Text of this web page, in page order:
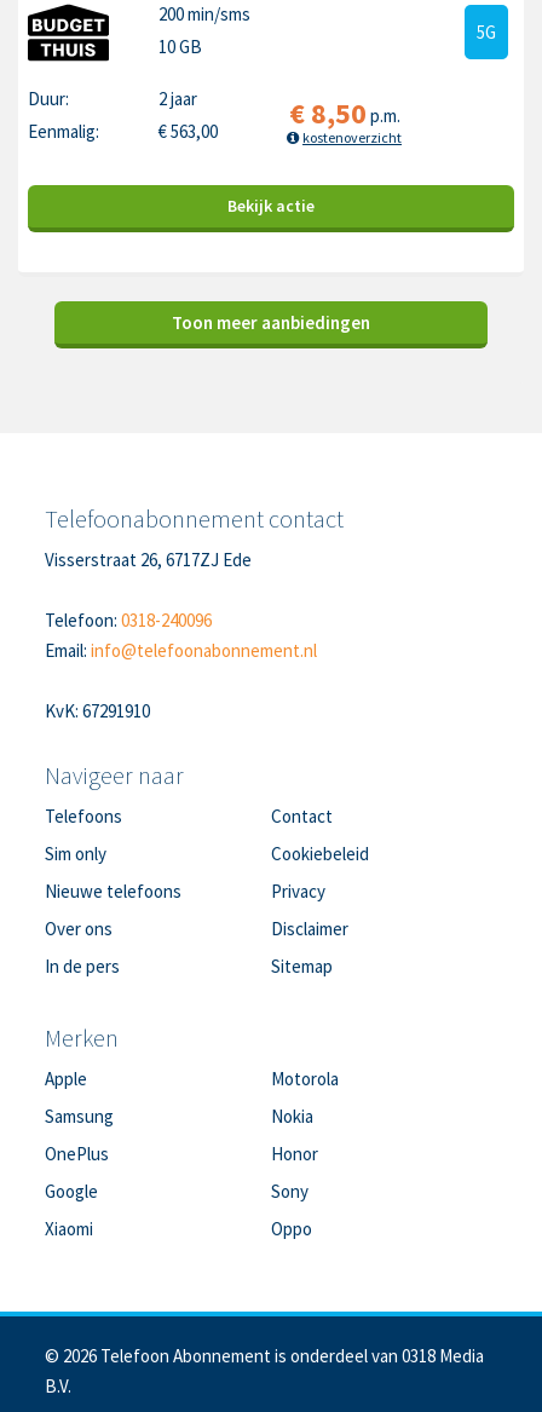
200 min/sms
10 GB
5G
Duur:
2 jaar
Eenmalig:
€563,00 €8,50 p.m.
kostenoverzicht
Bekijk actie
Toon meer aanbiedingen
Telefoonabonnement contact
Visserstraat 26, 6717ZJ Ede
Telefoon:0318-240096
Email:info@telefoonabonnement.nl
KvK: 67291910
Navigeer naar
Telefoons
Sim only
Nieuwe telefoons
Over ons
In de pers
Contact
Cookiebeleid
Privacy
Disclaimer
Sitemap
Merken
Apple
Samsung
OnePlus
Google
Xiaomi
Motorola
Nokia
Honor
Sony
Oppo
© 2026 Telefoon Abonnement is onderdeel van 0318 Media
B.V.